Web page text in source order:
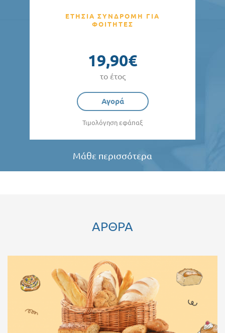
ΕΤΗΣΙΑ ΣΥΝΔΡΟΜΗ ΓΙΑ
ΦΟΙΤΗΤΕΣ
19,90€
το έτος
Αγορά
Τιμολόγηση εφάπαξ
Μάθε περισσότερα
ΑΡΘΡΑ